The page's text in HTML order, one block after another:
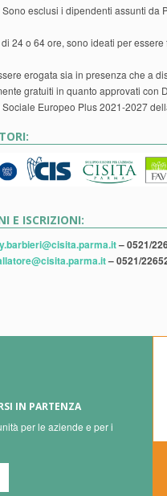
Sono esclusi i dipendenti assunti
24 o 64 ore, sono ideati per
erogata sia in presenza che a
gratuiti in quanto approvati con
Europeo Plus 2021-2027
E ISCRIZIONI:
– 0521/
– 0521/
IN PARTENZA
per le aziende e per i